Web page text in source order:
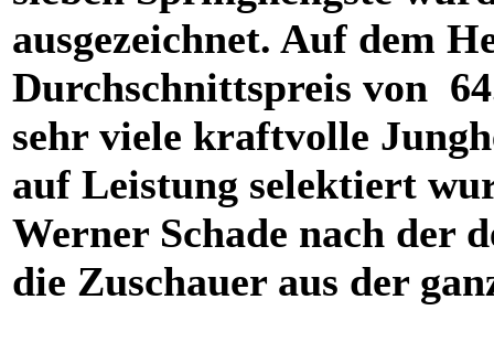
ausgezeichnet. Auf dem
Durchschnittspreis von
sehr viele kraftvolle
auf Leistung selektiert
Werner Schade nach der
die Zuschauer aus der